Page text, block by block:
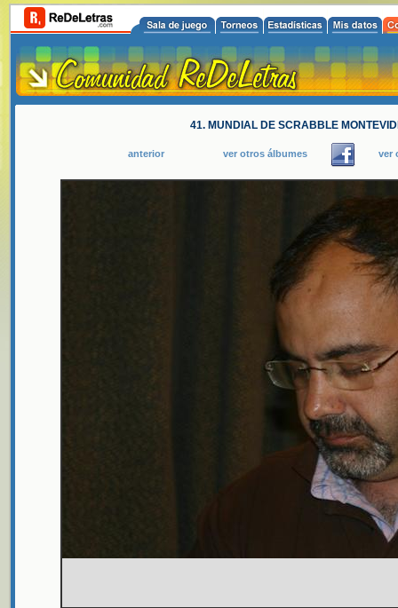
41. MUNDIAL DE SCRABBLE
anterior ver otros álbumes ver